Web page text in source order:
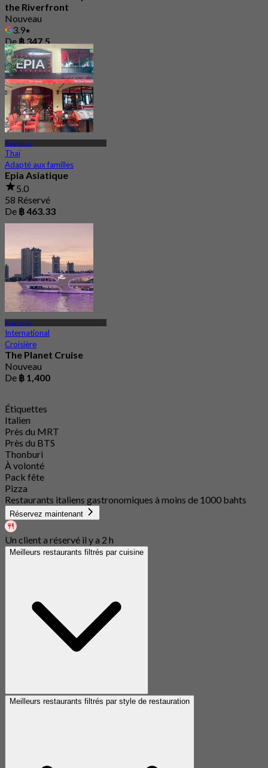
the Riverfront
Nouveau
3.9
De ฿ 347.5
Asiatique
Thaï
Adapté aux familles
Epia Asiatique
5.0
58 Réservé
De ฿ 463.33
Asiatique
International
Croisière
The Planet Cruise
Nouveau
De ฿ 1,400
Étiquettes
Italien
Près du MRT
Près du BTS
Thonburi
À volonté
Pack fête
Pizza
Restaurants italiens gastronomiques à moins de 1000 bahts
Réservez maintenant
Un client a réservé il y a 2 h
Meilleurs restaurants filtrés par cuisine
Meilleurs restaurants filtrés par style de restauration